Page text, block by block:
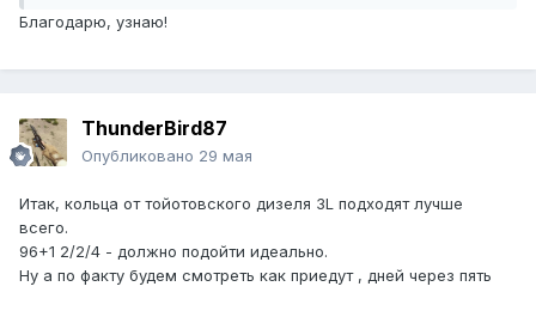
Благодарю, узнаю!
ThunderBird87
Опубликовано 29 мая
Итак, кольца от тойотовского дизеля 3L подходят лучше
всего.
96+1 2/2/4 - должно подойти идеально.
Ну а по факту будем смотреть как приедут , дней через пять